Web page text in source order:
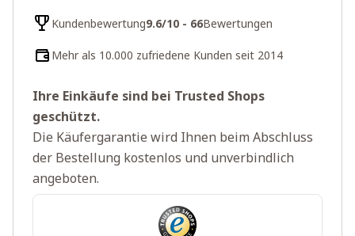
Kundenbewertung9.6/10 - 66Bewertungen
Mehr als 10.000 zufriedene Kunden seit 2014
Ihre Einkäufe sind bei Trusted Shops
geschützt.
Die Käufergarantie wird Ihnen beim Abschluss
der Bestellung kostenlos und unverbindlich
angeboten.